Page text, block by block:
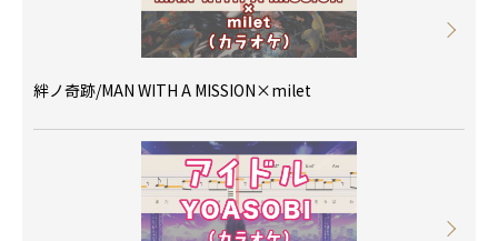
絆ノ奇跡/MAN WITH A MISSION×milet